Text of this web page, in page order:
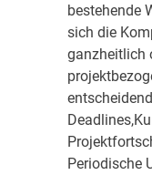
bestehende
sich die
ganzheitlich
Periodische